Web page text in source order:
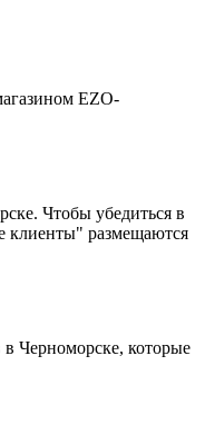
EZO-
Чтобы убедиться в
клиенты" размещаются
Черноморске, которые